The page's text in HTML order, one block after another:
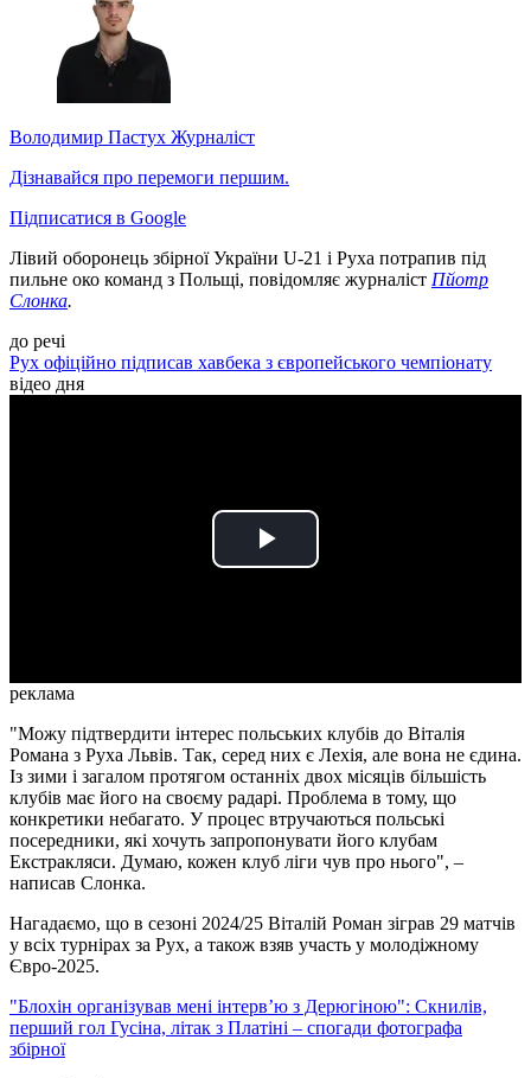
Володимир Пастух Журналіст
Дізнавайся про перемоги першим.
Підписатися в Google
Лівий оборонець збірної України U-21 і Руха потрапив під
пильне око команд з Польщі, повідомляє журналіст Пйотр
Слонка.
до речі
Рух офіційно підписав хавбека з європейського чемпіонату
відео дня
Play
реклама
"Можу підтвердити інтерес польських клубів до Віталія
Романа з Руха Львів. Так, серед них є Лехія, але вона не єдина.
Із зими і загалом протягом останніх двох місяців більшість
клубів має його на своєму радарі. Проблема в тому, що
конкретики небагато. У процес втручаються польські
посередники, які хочуть запропонувати його клубам
Екстракляси. Думаю, кожен клуб ліги чув про нього", –
написав Слонка.
Нагадаємо, що в сезоні 2024/25 Віталій Роман зіграв 29 матчів
у всіх турнірах за Рух, а також взяв участь у молодіжному
Євро-2025.
"Блохін організував мені інтерв’ю з Дерюгіною": Скнилів,
перший гол Гусіна, літак з Платіні – спогади фотографа
збірної